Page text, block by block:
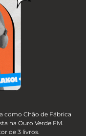
como Chão de Fábrica
na Ouro Verde FM.
de 3 livros.